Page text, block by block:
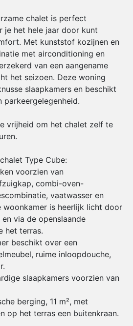
chalet is perfect
je het hele jaar door kunt
Met kunststof kozijnen en
met airconditioning en
van een aangename
het seizoen. Deze woning
slaapkamers en beschikt
parkeergelegenheid.
vrijheid om het chalet zelf te
Type Cube:
voorzien van
combi-oven-
vaatwasser en
woonkamer is heerlijk licht door
via de openslaande
het terras.
beschikt over een
ruime inloopdouche,
slaapkamers voorzien van
berging, 11 m², met
op het terras een buitenkraan.